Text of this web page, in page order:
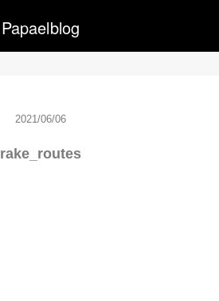
Papaelblog
2021/06/06
rake_routes